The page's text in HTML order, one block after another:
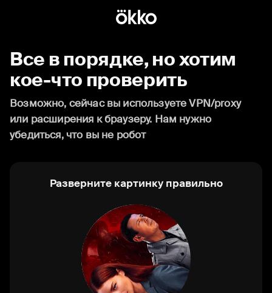
Все в порядке, но хотим
кое-что проверить
Возможно, сейчас вы используете VPN/proxy
или расширения к браузеру. Нам нужно
убедиться, что вы не робот
Разверните картинку правильно